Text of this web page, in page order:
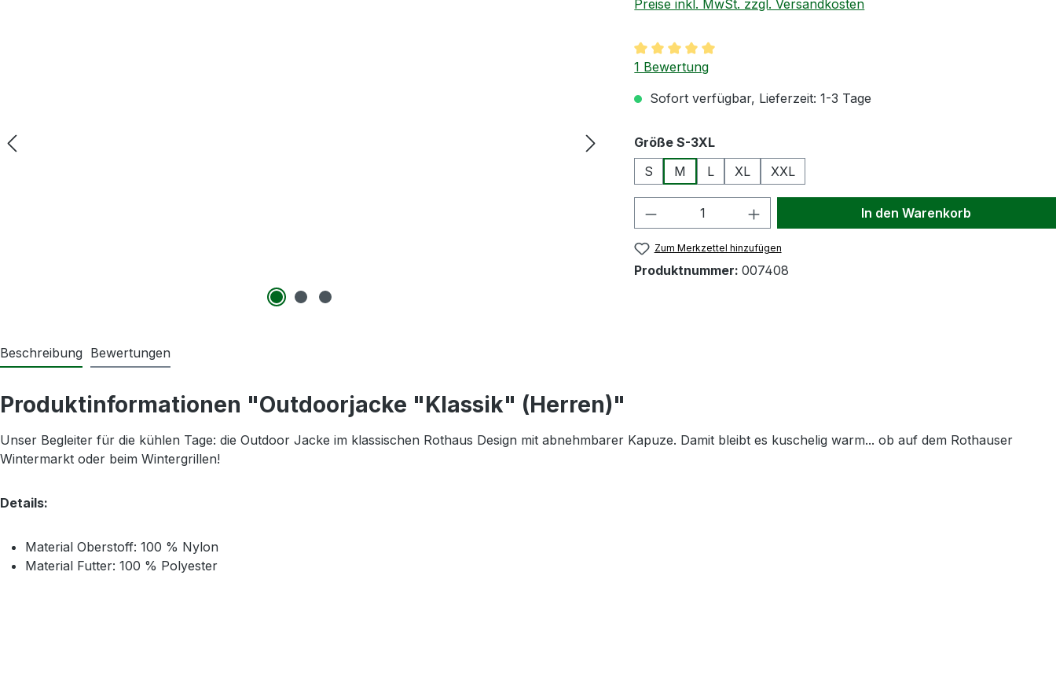
Preise inkl. MwSt. zzgl. Versandkosten
Durchschnittliche Bewertung von 5 von 5 Sternen
1 Bewertung
Sofort verfügbar, Lieferzeit: 1-3 Tage
Größe S-3XLauswählen
S
M L XL XXL
Produkt Anzahl: Gib den gewünschten Wert
In den Warenkorb
Zum Merkzettel hinzufügen
Produktnummer:007408
Beschreibung Bewertungen
Produktinformationen "Outdoorjacke "Klassik" (Herren)"
Unser Begleiter für die kühlen Tage: die Outdoor Jacke im klassischen Rothaus Design mit abnehmbarer Kapuze. Damit bleibt es kuschelig warm... ob auf dem Rothauser
Wintermarkt oder beim Wintergrillen!
Details:
Material Oberstoff: 100 % Nylon
Material Futter: 100 % Polyester